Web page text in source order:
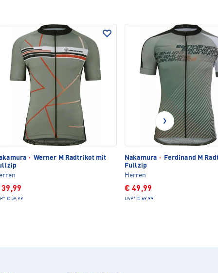
· Werner M Radtrikot mit
€ 59,99
Nakamura ·
Ferdinand M
Fullzip
Herren
€ 49,99
UVP* € 69,99